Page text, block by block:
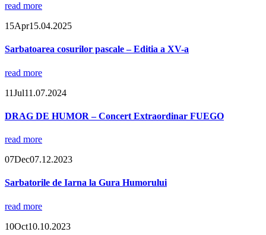
read more
15Apr15.04.2025
Sarbatoarea cosurilor pascale – Editia a XV-a
read more
11Jul11.07.2024
DRAG DE HUMOR – Concert Extraordinar FUEGO
read more
07Dec07.12.2023
Sarbatorile de Iarna la Gura Humorului
read more
10Oct10.10.2023